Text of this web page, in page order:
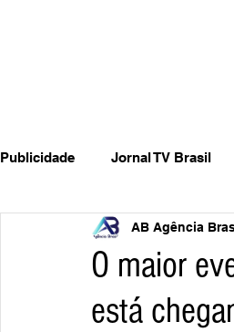
Publicidade Jornal TV Brasil
Inovação Governo
Website do Brasil News
O maior
está
AB Agência